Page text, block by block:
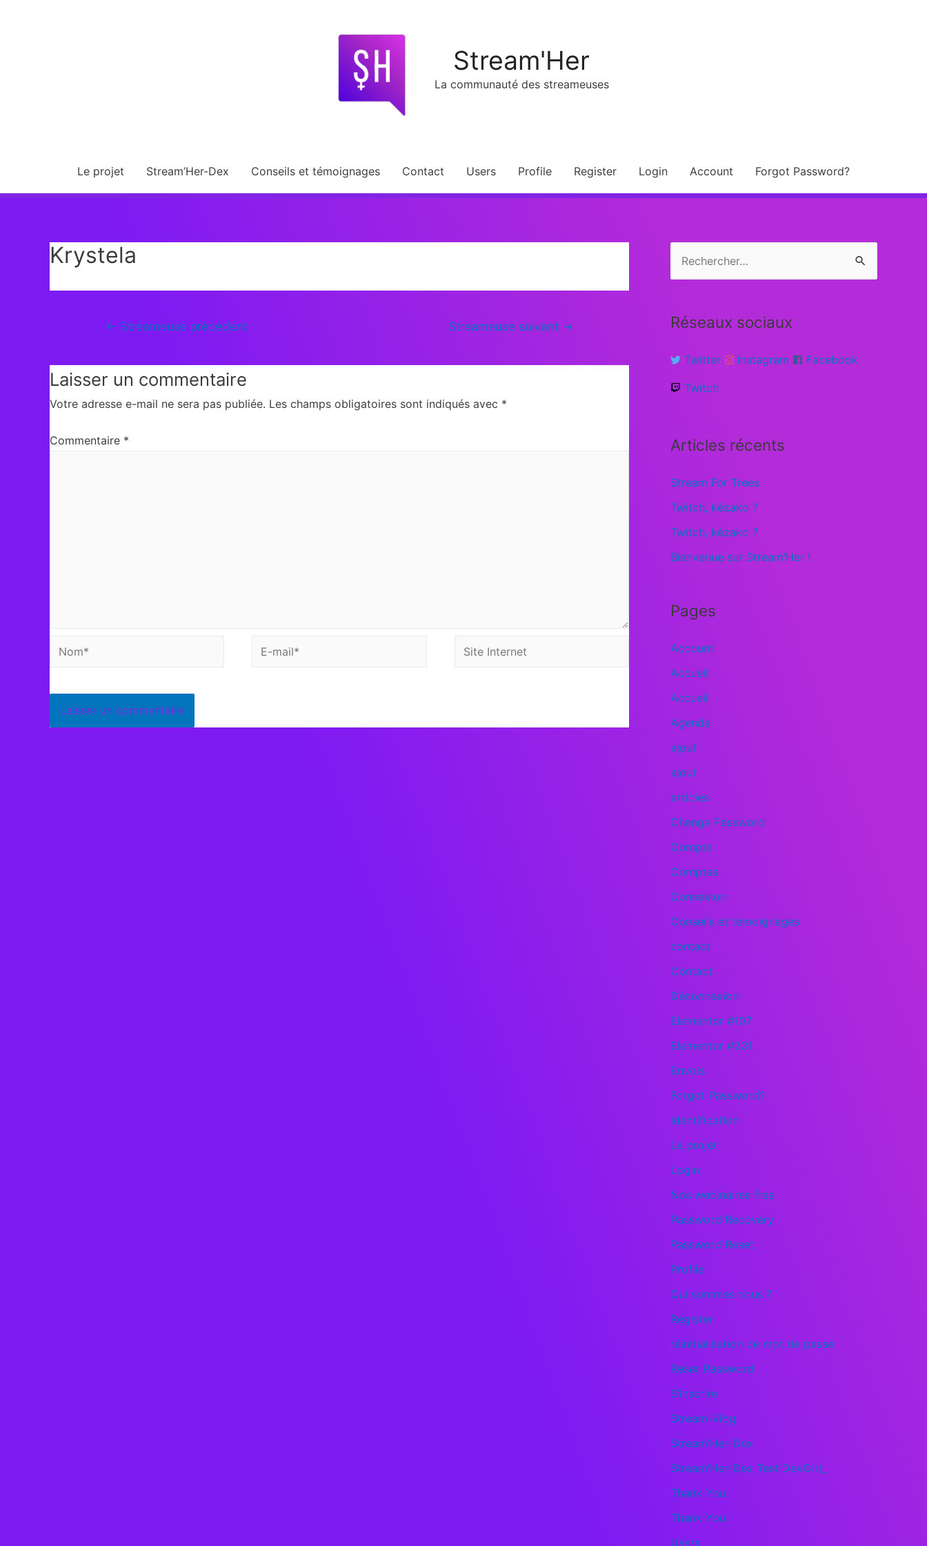
Stream'Her
La communauté des streameuses
Le projet Stream’Her-Dex Conseils et témoignages Contact Users Profile Register Login Account Forgot Password?
Krystela
← Streameuse précédent Streameuse suivant →
Laisser un commentaire
Votre adresse e-mail ne sera pas publiée. Les champs obligatoires sont indiqués avec *
Commentaire *
Réseaux sociaux
Twitter Instagram Facebook
Twitch
Articles récents
Stream For Trees
Twitch, kézako ?
Twitch, kézako ?
Bienvenue sur Stream’Her !
Pages
Account
Accueil
Accueil
Agenda
ajout
ajout
articles
Change Password
Compte
Comptes
Connexion
Conseils et témoignages
contact
Contact
Déconnexion
Elementor #107
Elementor #231
Envois
Forgot Password?
Identification
Le projet
Login
Nos webinaires free
Password Recovery
Password Reset
Profile
Qui sommes nous ?
Register
réinitialisation de mot de passe
Reset Password
S’inscrire
Stream-Vlog
Stream’Her-Dex
Stream’Her-Dex Test DevGirl_
Thank You
Thank You
Users